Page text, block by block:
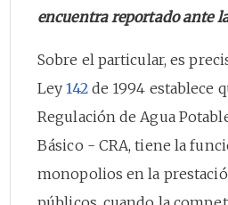
encuentra reportado ante
Sobre el particular, es
Ley142de 1994 establece
Regulación de Agua
Básico - CRA, tiene la
monopolios en la